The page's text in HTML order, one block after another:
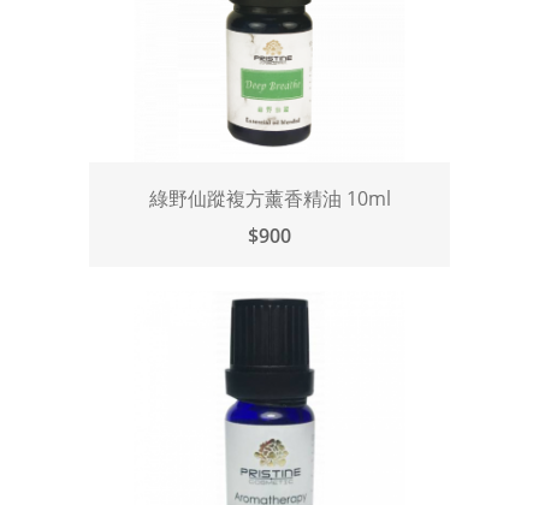
綠野仙蹤複方薰香精油 10ml
$900